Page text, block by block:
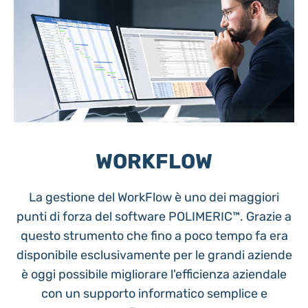
libera. POLIMERIC™ è configurabile in modo che
ogni operatore sia in grado di accedere solo ad
alcune informazioni del prodotto, permettendo in
questo modo di garantire la sicurezza dei dati.
WORKFLOW
La gestione del WorkFlow è uno dei maggiori
punti di forza del software POLIMERIC™. Grazie a
questo strumento che fino a poco tempo fa era
disponibile esclusivamente per le grandi aziende
è oggi possibile migliorare l'efficienza aziendale
con un supporto informatico semplice e